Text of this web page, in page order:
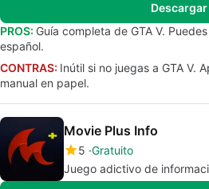
Descargar
PROS: Guía completa de GTA V.
español.
CONTRAS: Inútil si no juegas a GTA V.
manual en papel.
Movie Plus Info
5 Gratuito
Juego adictivo de